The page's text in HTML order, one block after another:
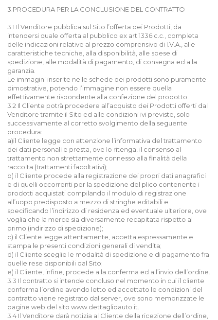
3.PROCEDURA PER LA CONCLUSIONE DEL CONTRATTO
3.1 Il Venditore pubblica sul Sito l’offerta dei Prodotti, da
intendersi quale offerta al pubblico ex art.1336 c.c., completa
delle indicazioni relative al prezzo comprensivo di I.V.A., alle
caratteristiche tecniche, alla disponibilità, alle spese di
spedizione, alle modalità di pagamento, di consegna ed alla
garanzia.
Le immagini inserite nelle schede dei prodotti sono puramente
dimostrative, potendo l’immagine non essere quella
effettivamente rispondente alla confezione del prodotto.
3.2 Il Cliente potrà procedere all’acquisto dei Prodotti offerti dal
Venditore tramite il Sito ed alle condizioni ivi previste, solo
successivamente al corretto svolgimento della seguente
procedura:
a)il Cliente legge con attenzione l’informativa del trattamento
dei dati personali e presta, ove lo ritenga, il consenso al
trattamento non strettamente connesso alla finalità della
raccolta (trattamenti facoltativi);
b) il Cliente procede alla registrazione dei propri dati anagrafici
e di quelli occorrenti per la spedizione del plico contenente i
prodotti acquistati compilando il modulo di registrazione
all’uopo predisposto a mezzo di stringhe editabili e
specificando l’indirizzo di residenza ed eventuale ulteriore, ove
voglia che la merce sia diversamente recapitata rispetto al
primo (indirizzo di spedizione);
c) il Cliente legge attentamente, accetta espressamente e
stampa le presenti condizioni generali di vendita;
d) il Cliente sceglie le modalità di spedizione e di pagamento fra
quelle rese disponibili dal Sito;
e) il Cliente, infine, procede alla conferma ed all’invio dell’ordine.
3.3 Il contratto si intende concluso nel momento in cui il cliente
conferma l’ordine avendo letto ed accettato le condizioni del
contratto viene registrato dal server, ove sono memorizzate le
pagine web del sito www.dettaglioauto.it.
3.4 Il Venditore darà notizia al Cliente della ricezione dell’ordine,